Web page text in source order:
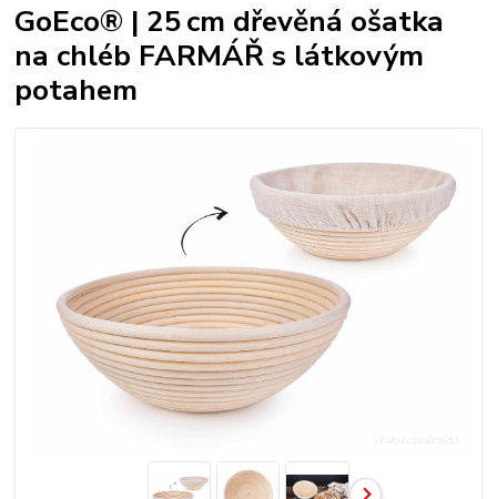
GoEco® | 25 cm dřevěná ošatka
na chléb FARMÁŘ s látkovým
potahem